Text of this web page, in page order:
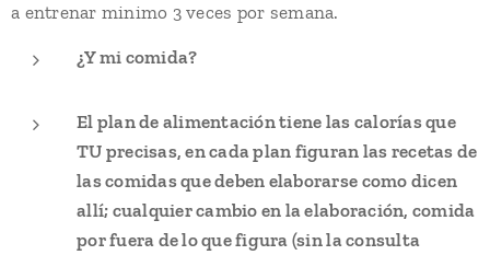
a entrenar minimo 3 veces por semana.
¿Y mi comida?
El plan de alimentación tiene las calorías que
TU precisas, en cada plan figuran las recetas de
las comidas que deben elaborarse como dicen
allí; cualquier cambio en la elaboración, comida
por fuera de lo que figura (sin la consulta